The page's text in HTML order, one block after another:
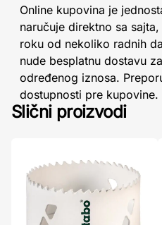
Online kupovina je
naručuje direktno sa
roku od nekoliko radnih
nude besplatnu dostavu
određenog iznosa.
dostupnosti pre kupovine.
Slični proizvodi